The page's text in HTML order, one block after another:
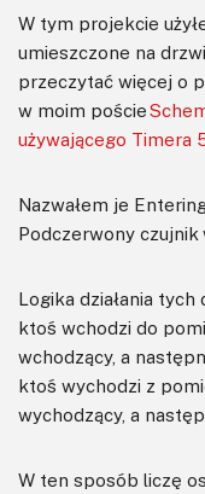
W tym projekcie
umieszczone na
przeczytać więcej o
w moim poście
używającego Timera
Nazwałem je
Podczerwony czujnik
Logika działania
ktoś wchodzi do
wchodzący, a
ktoś wychodzi z
wychodzący, a
W ten sposób liczę